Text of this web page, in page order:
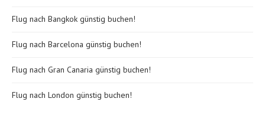
Flug nach Bangkok günstig buchen!
Flug nach Barcelona günstig buchen!
Flug nach Gran Canaria günstig buchen!
Flug nach London günstig buchen!